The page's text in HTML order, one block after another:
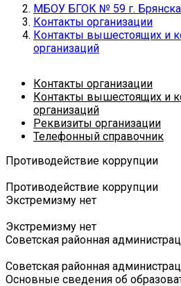
МБОУ БГОК № 59 г. Брянска
Контакты организации
Контакты вышестоящих и
организаций
Контакты организации
Контакты вышестоящих и
организаций
Реквизиты организации
Телефонный справочник
Противодействие коррупции
Противодействие коррупции
Экстремизму нет
Экстремизму нет
Советская районная
Советская районная
Основные сведения об